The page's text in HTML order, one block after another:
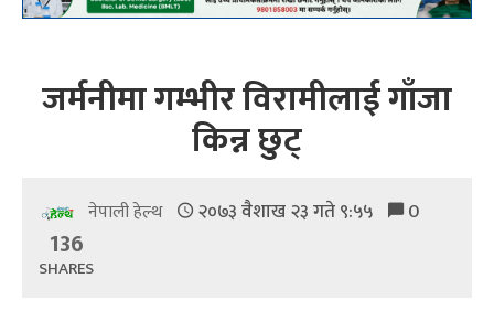
जर्मनीमा गम्भीर विरामीलाई गाँजा
किन्न छुट्
नेपाली हेल्थ २०७३ वैशाख २३ गते ९:५५ 0
136
SHARES